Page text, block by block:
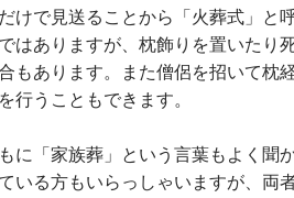
けで見送ることから「火葬式」と
はありますが、枕飾りを置いたり
もあります。また僧侶を招いて枕
行うこともできます。
に「家族葬」という言葉もよく聞
いる方もいらっしゃいますが、両